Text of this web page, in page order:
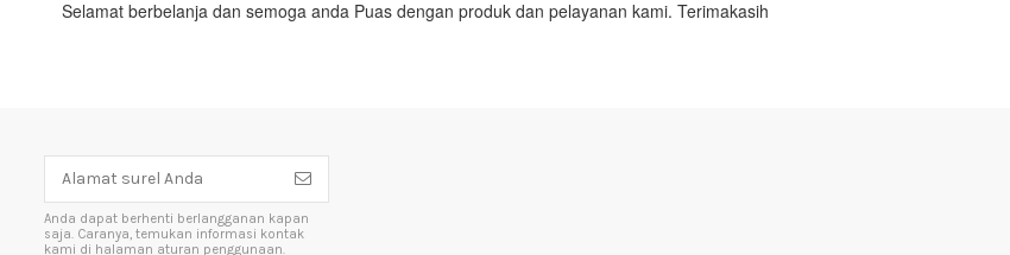
Selamat berbelanja dan semoga anda Puas dengan produk dan pelayanan kami. Terimakasih
Anda dapat berhenti berlangganan kapan
saja. Caranya, temukan informasi kontak
kami di halaman aturan penggunaan.